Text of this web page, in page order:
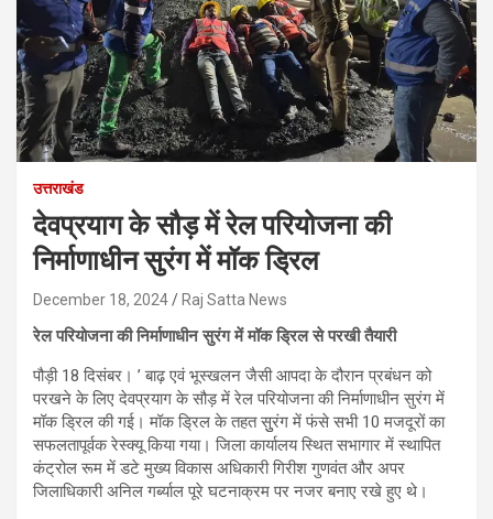
उत्तराखंड
देवप्रयाग के सौड़ में रेल परियोजना की
निर्माणाधीन सुरंग में मॉक ड्रिल
December 18, 2024 Raj Satta News
रेल परियोजना की निर्माणाधीन सुरंग में मॉक ड्रिल से परखी तैयारी
पौड़ी 18 दिसंबर। ’ बाढ़ एवं भूस्खलन जैसी आपदा के दौरान प्रबंधन को
परखने के लिए देवप्रयाग के सौड़ में रेल परियोजना की निर्माणाधीन सुरंग में
मॉक ड्रिल की गई। मॉक ड्रिल के तहत सुुरंग में फंसे सभी 10 मजदूरों का
सफलतापूर्वक रेस्क्यू किया गया। जिला कार्यालय स्थित सभागार में स्थापित
कंट्रोल रूम में डटे मुख्य विकास अधिकारी गिरीश गुणवंत और अपर
जिलाधिकारी अनिल गर्ब्याल पूरे घटनाक्रम पर नजर बनाए रखे हुए थे।